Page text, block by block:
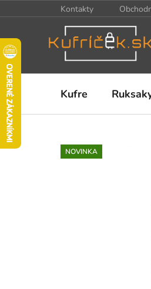
na
Kontakty
Kufre
NOVINKA